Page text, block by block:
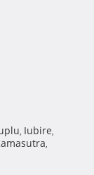
, Iubire,
,